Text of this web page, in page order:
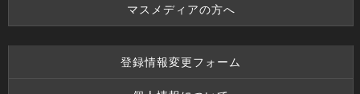
マスメディアの方へ
登録情報変更フォーム